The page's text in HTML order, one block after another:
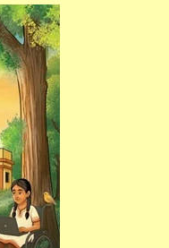
خیال
آٹھویں
جماعت